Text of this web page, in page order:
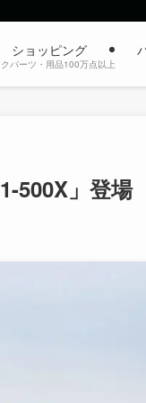
ショッピング
パーツ・用品100万点以上
500X」登場